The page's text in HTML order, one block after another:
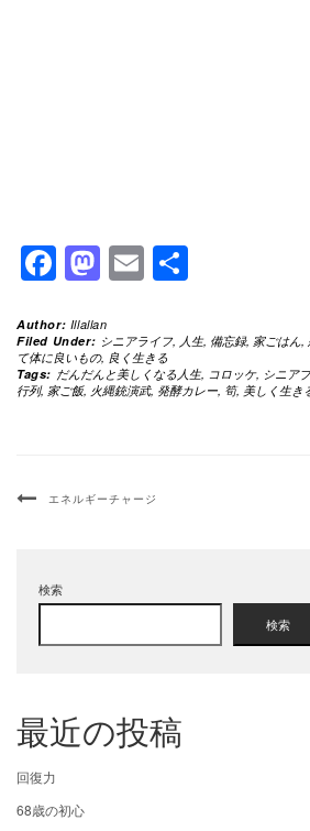
Facebook
Mastodon
Email
Author: Illallan
Filed Under: シニアライフ, 人生, 備忘録, 家ごはん,
て体に良いもの, 良く生きる
Tags: だんだんと美しくなる人生, コロッケ, シニア
行列, 家ご飯, 火縄銃演武, 発酵カレー, 筍, 美しく生き
エネルギーチャージ
検索
検索
最近の投稿
回復力
68歳の初心